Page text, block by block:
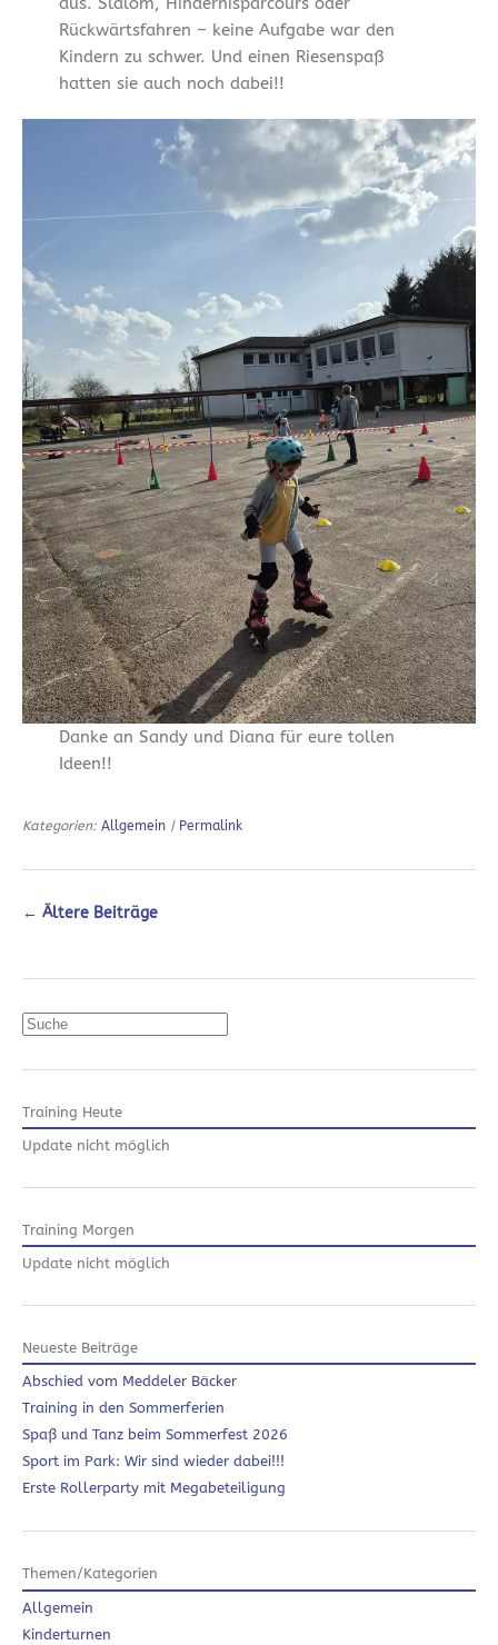
Rückwärtsfahren – keine Aufgabe war den
Kindern zu schwer. Und einen Riesenspaß
hatten sie auch noch dabei!!
Danke an Sandy und Diana für eure tollen
Ideen!!
Kategorien: Allgemein | Permalink
← Ältere Beiträge
Suchen
Training Heute
Update nicht möglich
Training Morgen
Update nicht möglich
Neueste Beiträge
Abschied vom Meddeler Bäcker
Training in den Sommerferien
Spaß und Tanz beim Sommerfest 2026
Sport im Park: Wir sind wieder dabei!!!
Erste Rollerparty mit Megabeteiligung
Themen/Kategorien
Allgemein
Kinderturnen